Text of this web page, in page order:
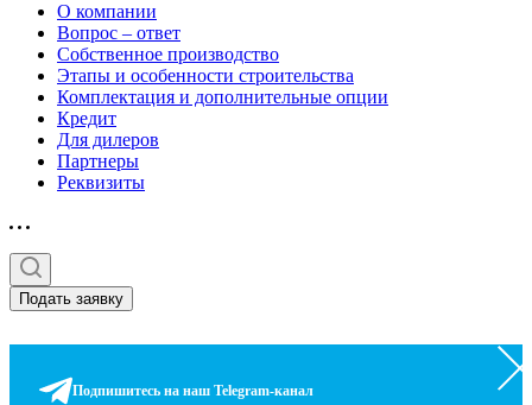
О компании
Вопрос – ответ
Собственное производство
Этапы и особенности строительства
Комплектация и дополнительные опции
Кредит
Для дилеров
Партнеры
Реквизиты
Подать заявку
Подпишитесь на наш Telegram-канал